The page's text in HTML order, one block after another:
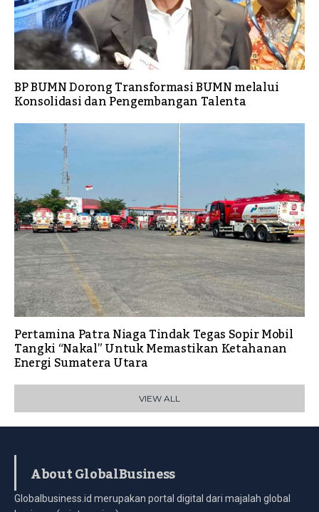
BP BUMN Dorong Transformasi BUMN melalui
Konsolidasi dan Pengembangan Talenta
Pertamina Patra Niaga Tindak Tegas Sopir Mobil
Tangki “Nakal” Untuk Memastikan Ketahanan
Energi Sumatera Utara
VIEW ALL
About GlobalBusiness
Globalbusiness.id merupakan portal digital dari majalah global